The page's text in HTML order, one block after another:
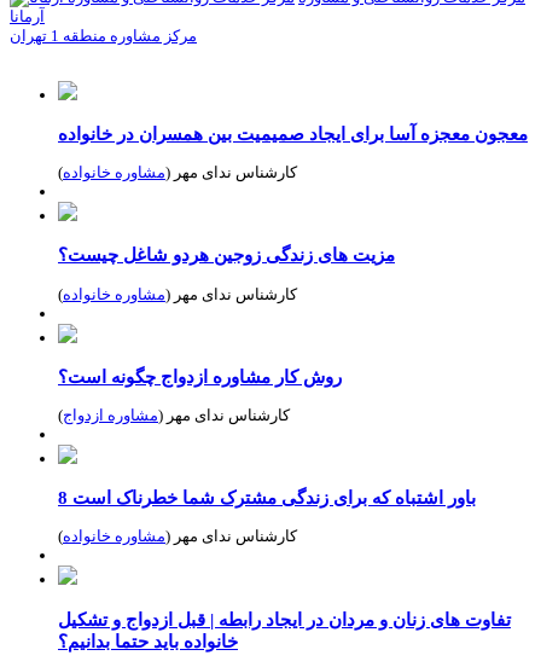
آرمانا
مرکز مشاوره منطقه 1 تهران
معجون معجزه آسا برای ایجاد صمیمیت بین همسران در خانواده
کارشناس ندای مهر (مشاوره خانواده)
مزیت های زندگی زوجین هردو شاغل چیست؟
کارشناس ندای مهر (مشاوره خانواده)
روش کار مشاوره ازدواج چگونه است؟
کارشناس ندای مهر (مشاوره ازدواج)
8 باور اشتباه که برای زندگی مشترک شما خطرناک است
کارشناس ندای مهر (مشاوره خانواده)
تفاوت های زنان و مردان در ایجاد رابطه | قبل ازدواج و تشکیل
خانواده باید حتما بدانیم؟